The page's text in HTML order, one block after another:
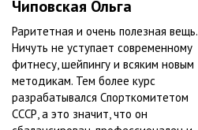
Чиповская Ольга
Раритетная и очень полезная вещь.
Ничуть не уступает современному
фитнесу, шейпингу и всяким новым
методикам. Тем более курс
разрабатывался Спорткомитетом
СССР, а это значит, что он